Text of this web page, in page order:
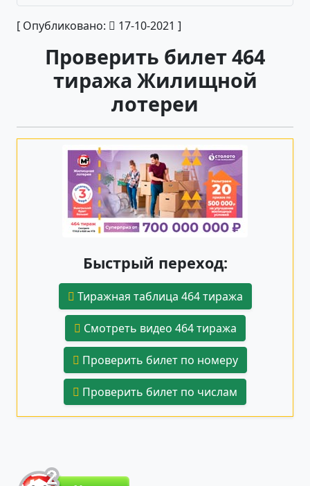
[ Опубликовано: 17-10-2021 ]
Проверить билет 464
тиража Жилищной
лотереи
Быстрый переход:
Тиражная таблица 464 тиража
Смотреть видео 464 тиража
Проверить билет по номеру
Проверить билет по числам